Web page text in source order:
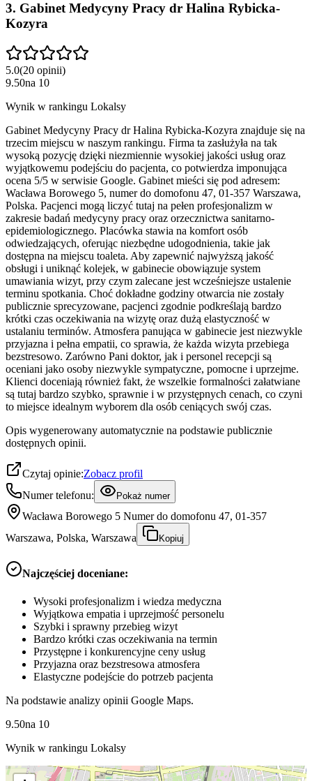
3. Gabinet Medycyny Pracy dr Halina Rybicka-
Kozyra
5.0(20 opinii)
9.50na 10
Wynik w rankingu Lokalsy
Gabinet Medycyny Pracy dr Halina Rybicka-Kozyra znajduje się na
trzecim miejscu w naszym rankingu. Firma ta zasłużyła na tak
wysoką pozycję dzięki niezmiennie wysokiej jakości usług oraz
wyjątkowemu podejściu do pacjenta, co potwierdza imponująca
ocena 5/5 w serwisie Google. Gabinet mieści się pod adresem:
Wacława Borowego 5, numer do domofonu 47, 01-357 Warszawa,
Polska. Pacjenci mogą liczyć tutaj na pełen profesjonalizm w
zakresie badań medycyny pracy oraz orzecznictwa sanitarno-
epidemiologicznego. Placówka stawia na komfort osób
odwiedzających, oferując niezbędne udogodnienia, takie jak
dostępna na miejscu toaleta. Aby zapewnić najwyższą jakość
obsługi i uniknąć kolejek, w gabinecie obowiązuje system
umawiania wizyt, przy czym zalecane jest wcześniejsze ustalenie
terminu spotkania. Choć dokładne godziny otwarcia nie zostały
publicznie sprecyzowane, pacjenci zgodnie podkreślają bardzo
krótki czas oczekiwania na wizytę oraz dużą elastyczność w
ustalaniu terminów. Atmosfera panująca w gabinecie jest niezwykle
przyjazna i pełna empatii, co sprawia, że każda wizyta przebiega
bezstresowo. Zarówno Pani doktor, jak i personel recepcji są
oceniani jako osoby niezwykle sympatyczne, pomocne i uprzejme.
Klienci doceniają również fakt, że wszelkie formalności załatwiane
są tutaj bardzo szybko, sprawnie i w przystępnych cenach, co czyni
to miejsce idealnym wyborem dla osób ceniących swój czas.
Opis wygenerowany automatycznie na podstawie publicznie
dostępnych opinii.
Czytaj opinie:Zobacz profil
Numer telefonu:
Pokaż numer
Wacława Borowego 5 Numer do domofonu 47, 01-357
Warszawa, Polska, Warszawa
Kopiuj
Najczęściej doceniane:
Wysoki profesjonalizm i wiedza medyczna
Wyjątkowa empatia i uprzejmość personelu
Szybki i sprawny przebieg wizyt
Bardzo krótki czas oczekiwania na termin
Przystępne i konkurencyjne ceny usług
Przyjazna oraz bezstresowa atmosfera
Elastyczne podejście do potrzeb pacjenta
Na podstawie analizy opinii Google Maps.
9.50na 10
Wynik w rankingu Lokalsy